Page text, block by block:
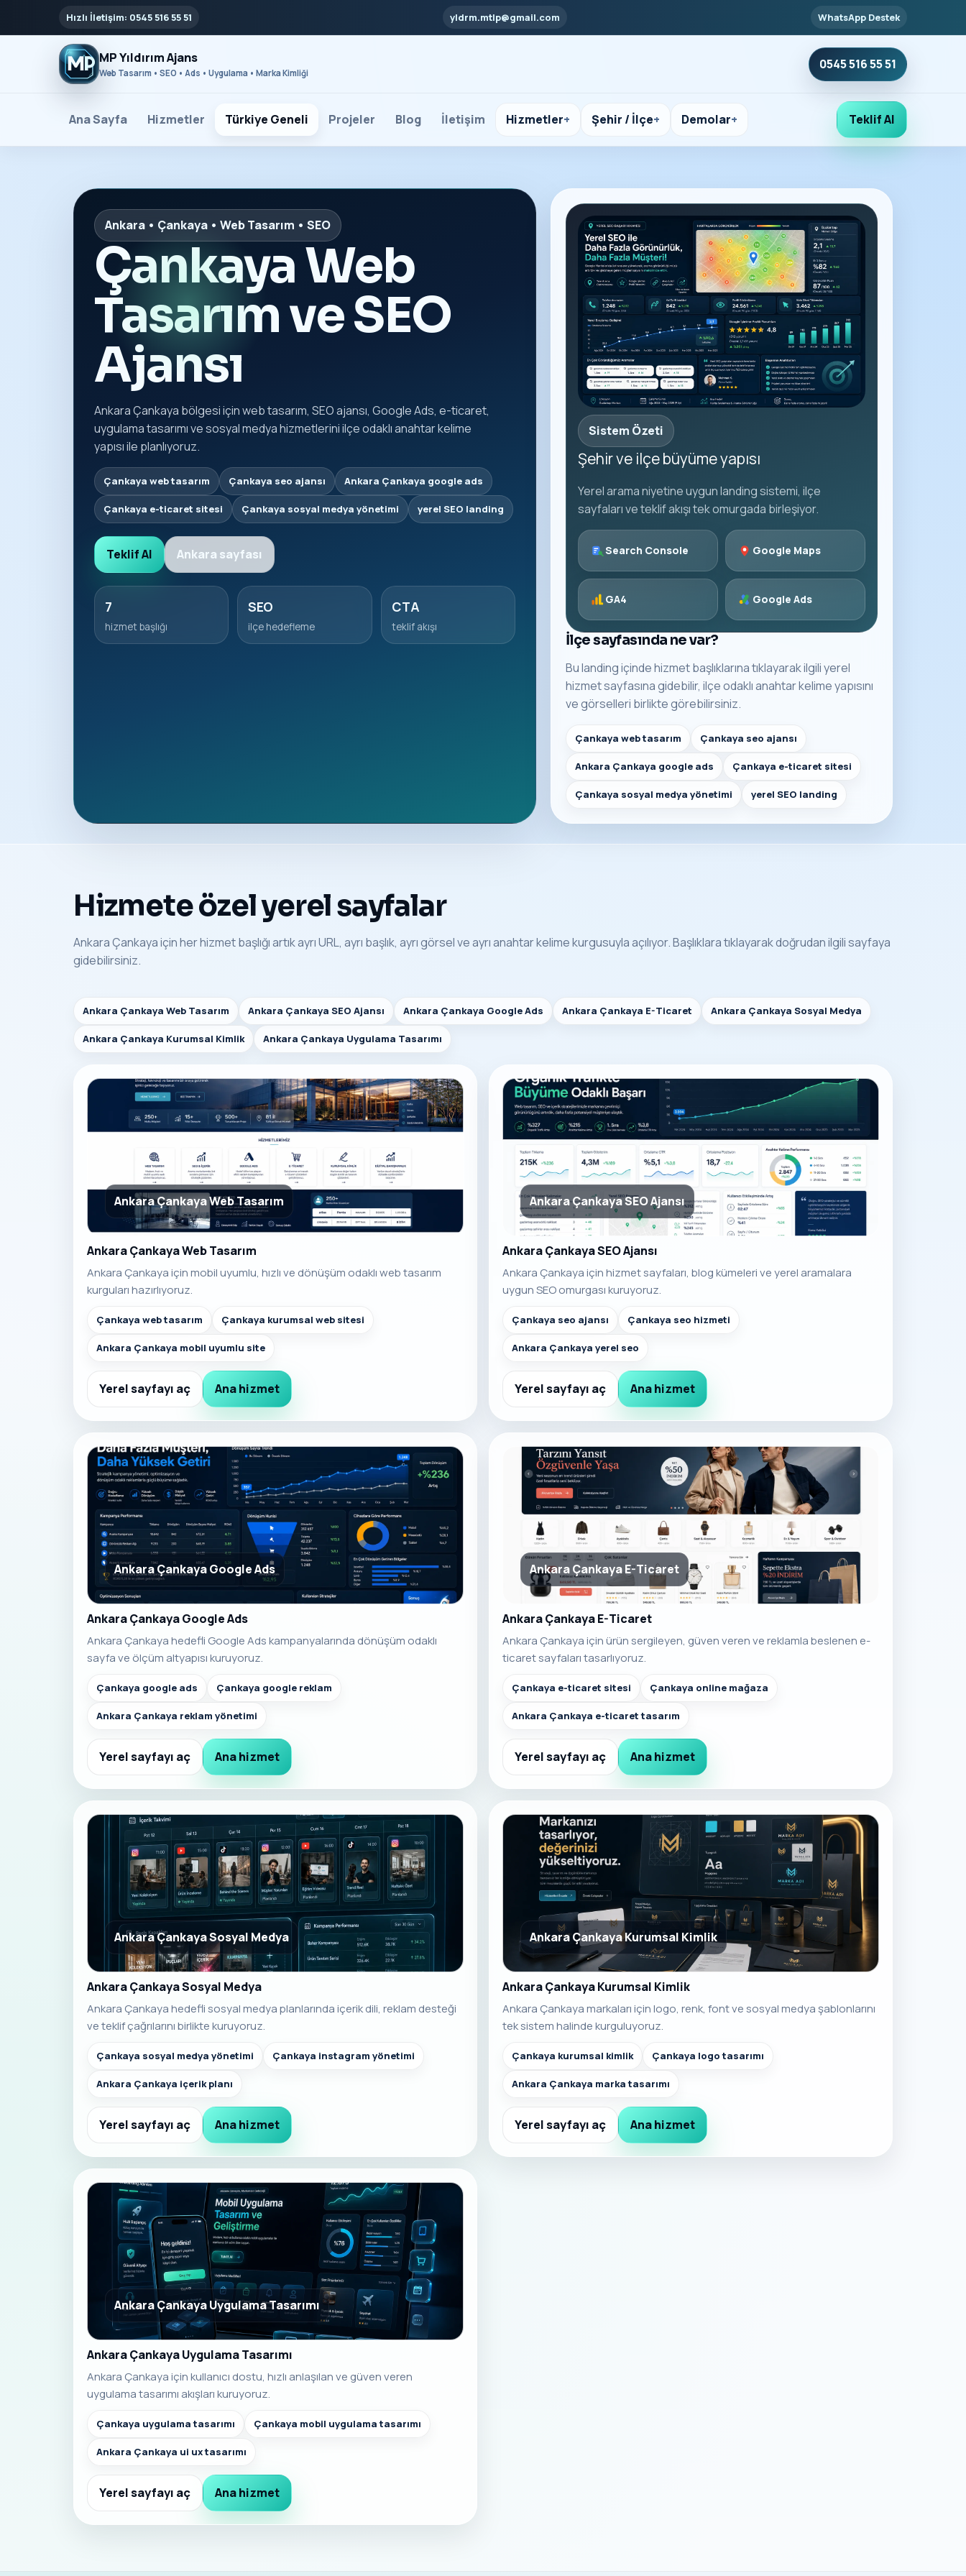
Hızlı İletişim: 0545 516 55 51 yldrm.mtlp@gmail.com WhatsApp Destek
MP Yıldırım Ajans
Web Tasarım • SEO • Ads • Uygulama • Marka Kimliği
0545 516 55 51
Ana Sayfa Hizmetler Türkiye Geneli Projeler Blog İletişim Hizmetler Şehir / İlçe Demolar Teklif Al
Ankara • Çankaya • Web Tasarım • SEO
Çankaya Web
Tasarım ve SEO
Ajansı
Ankara Çankaya bölgesi için web tasarım, SEO ajansı, Google Ads, e-ticaret,
uygulama tasarımı ve sosyal medya hizmetlerini ilçe odaklı anahtar kelime
yapısı ile planlıyoruz.
Çankaya web tasarım Çankaya seo ajansı Ankara Çankaya google ads
Çankaya e-ticaret sitesi Çankaya sosyal medya yönetimi yerel SEO landing
Teklif Al Ankara sayfası
7
hizmet başlığı
SEO
ilçe hedefleme
CTA
teklif akışı
Sistem Özeti
Şehir ve ilçe büyüme yapısı
Yerel arama niyetine uygun landing sistemi, ilçe
sayfaları ve teklif akışı tek omurgada birleşiyor.
Search Console Google Maps
GA4 Google Ads
İlçe sayfasında ne var?
Bu landing içinde hizmet başlıklarına tıklayarak ilgili yerel
hizmet sayfasına gidebilir, ilçe odaklı anahtar kelime yapısını
ve görselleri birlikte görebilirsiniz.
Çankaya web tasarım Çankaya seo ajansı
Ankara Çankaya google ads Çankaya e-ticaret sitesi
Çankaya sosyal medya yönetimi yerel SEO landing
Hizmete özel yerel sayfalar
Ankara Çankaya için her hizmet başlığı artık ayrı URL, ayrı başlık, ayrı görsel ve ayrı anahtar kelime kurgusuyla açılıyor. Başlıklara tıklayarak doğrudan ilgili sayfaya
gidebilirsiniz.
Ankara Çankaya Web Tasarım Ankara Çankaya SEO Ajansı Ankara Çankaya Google Ads Ankara Çankaya E-Ticaret Ankara Çankaya Sosyal Medya
Ankara Çankaya Kurumsal Kimlik Ankara Çankaya Uygulama Tasarımı
Ankara Çankaya Web Tasarım
Ankara Çankaya Web Tasarım
Ankara Çankaya için mobil uyumlu, hızlı ve dönüşüm odaklı web tasarım
kurguları hazırlıyoruz.
Çankaya web tasarım Çankaya kurumsal web sitesi
Ankara Çankaya mobil uyumlu site
Yerel sayfayı aç Ana hizmet
Ankara Çankaya SEO Ajansı
Ankara Çankaya SEO Ajansı
Ankara Çankaya için hizmet sayfaları, blog kümeleri ve yerel aramalara
uygun SEO omurgası kuruyoruz.
Çankaya seo ajansı Çankaya seo hizmeti
Ankara Çankaya yerel seo
Yerel sayfayı aç Ana hizmet
Ankara Çankaya Google Ads
Ankara Çankaya Google Ads
Ankara Çankaya hedefli Google Ads kampanyalarında dönüşüm odaklı
sayfa ve ölçüm altyapısı kuruyoruz.
Çankaya google ads Çankaya google reklam
Ankara Çankaya reklam yönetimi
Yerel sayfayı aç Ana hizmet
Ankara Çankaya E-Ticaret
Ankara Çankaya E-Ticaret
Ankara Çankaya için ürün sergileyen, güven veren ve reklamla beslenen e-
ticaret sayfaları tasarlıyoruz.
Çankaya e-ticaret sitesi Çankaya online mağaza
Ankara Çankaya e-ticaret tasarım
Yerel sayfayı aç Ana hizmet
Ankara Çankaya Sosyal Medya
Ankara Çankaya Sosyal Medya
Ankara Çankaya hedefli sosyal medya planlarında içerik dili, reklam desteği
ve teklif çağrılarını birlikte kuruyoruz.
Çankaya sosyal medya yönetimi Çankaya instagram yönetimi
Ankara Çankaya içerik planı
Yerel sayfayı aç Ana hizmet
Ankara Çankaya Kurumsal Kimlik
Ankara Çankaya Kurumsal Kimlik
Ankara Çankaya markaları için logo, renk, font ve sosyal medya şablonlarını
tek sistem halinde kurguluyoruz.
Çankaya kurumsal kimlik Çankaya logo tasarımı
Ankara Çankaya marka tasarımı
Yerel sayfayı aç Ana hizmet
Ankara Çankaya Uygulama Tasarımı
Ankara Çankaya Uygulama Tasarımı
Ankara Çankaya için kullanıcı dostu, hızlı anlaşılan ve güven veren
uygulama tasarımı akışları kuruyoruz.
Çankaya uygulama tasarımı Çankaya mobil uygulama tasarımı
Ankara Çankaya ui ux tasarımı
Yerel sayfayı aç Ana hizmet